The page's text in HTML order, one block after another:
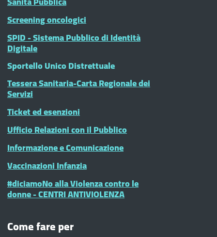
Screening oncologici
SPID - Sistema Pubblico di Identità
Digitale
Sportello Unico Distrettuale
Tessera Sanitaria-Carta Regionale dei
Servizi
Ticket ed esenzioni
Ufficio Relazioni con il Pubblico
Informazione e Comunicazione
Vaccinazioni Infanzia
#diciamoNo alla Violenza contro le
donne - CENTRI ANTIVIOLENZA
Come fare per